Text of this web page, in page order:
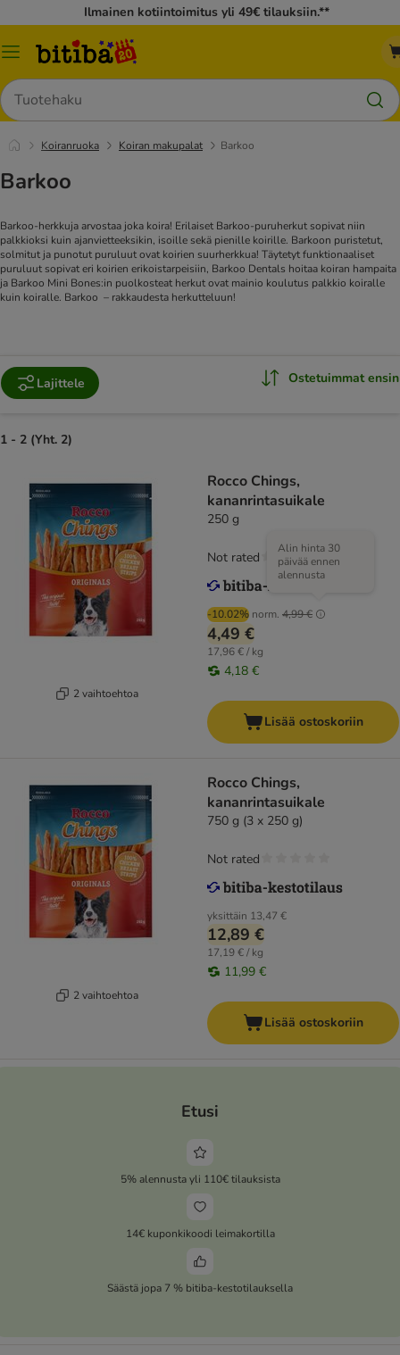
Ilmainen kotiintoimitus yli 49€ tilauksiin.**
Katalogivalikko
Hae
Koiranruoka Koiran makupalat Barkoo
Barkoo
Barkoo-herkkuja arvostaa joka koira! Erilaiset Barkoo-puruherkut sopivat niin
palkkioksi kuin ajanvietteeksikin, isoille sekä pienille koirille. Barkoon puristetut,
solmitut ja punotut puruluut ovat koirien suurherkkua! Täytetyt funktionaaliset
puruluut sopivat eri koirien erikoistarpeisiin, Barkoo Dentals hoitaa koiran hampaita
ja Barkoo Mini Bones:in puolkosteat herkut ovat mainio koulutus palkkio koiralle
kuin koiralle. Barkoo – rakkaudesta herkutteluun!
Lajittele Ostetuimmat ensin
1 - 2 (Yht. 2)
2 vaihtoehtoa
Rocco Chings,
kananrintasuikale
250 g
-10.02% norm. 4,99 €
Alin hinta 30
päivää ennen
alennusta
4,49 €
17,96 € / kg
4,18 €
Not rated
Lisää ostoskoriin
2 vaihtoehtoa
Rocco Chings,
kananrintasuikale
750 g (3 x 250 g)
yksittäin 13,47 €
12,89 €
17,19 € / kg
11,99 €
Not rated
Lisää ostoskoriin
Etusi
5% alennusta yli 110€ tilauksista
14€ kuponkikoodi leimakortilla
Säästä jopa 7 % bitiba-kestotilauksella